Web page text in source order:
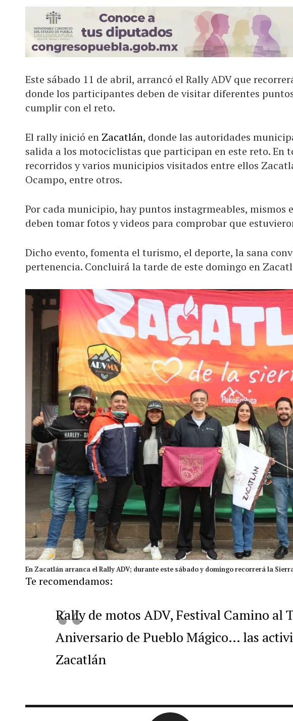
Este sábado 11 de abril, arrancó el Rally ADV que
donde los participantes deben de visitar diferentes
cumplir con el reto.
El rally inició en Zacatlán, donde las autoridades
salida a los motociclistas que participan en este reto. En
recorridos y varios municipios visitados entre ellos
Ocampo, entre otros.
Por cada municipio, hay puntos instagrmeables, mismos
deben tomar fotos y videos para comprobar que
Dicho evento, fomenta el turismo, el deporte, la sana
pertenencia. Concluirá la tarde de este domingo en
En Zacatlán arranca el Rally ADV; durante este sábado y domingo recorrerá la
Te recomendamos:
Rally de motos ADV, Festival Camino al
Aniversario de Pueblo Mágico… las
Zacatlán